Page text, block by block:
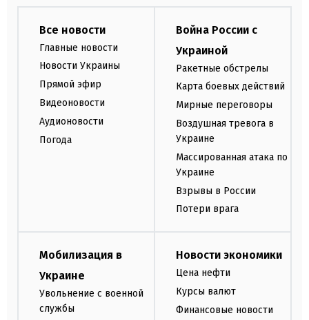
Все новости
Главные новости
Новости Украины
Прямой эфир
Видеоновости
Аудионовости
Погода
Война России с
Украиной
Ракетные обстрелы
Карта боевых действий
Мирные переговоры
Воздушная тревога в
Украине
Массированная атака по
Украине
Взрывы в России
Потери врага
Мобилизация в
Украине
Увольнение с военной
службы
Новости экономики
Цена нефти
Курсы валют
Финансовые новости